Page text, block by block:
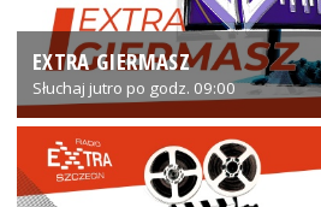
EXTRA GIERMASZ
Słuchaj jutro po godz. 09:00